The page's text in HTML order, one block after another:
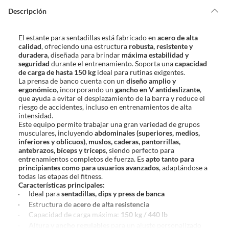
de la compra.
comprado por internet y que hay ciertas categorías que no tienen este
derecho:
Productos que, por su naturaleza, no puedan ser devueltos,
puedan deteriorarse o caducar con rapidez.
Confeccionados a la medida.
De uso personal.
En sodimac.cl te damos
estar en perfecto estado, con todas sus etiquetas y sin uso, tal como te lo
entregamos.
Productos digitales que se entregan a través de una descarga
electrónica, por ejemplo, cupones de experiencia o programas
para el computador.
Productos a pedido o confeccionados a medida.
Productos que han sido informados como imperfectos, usados,
reparados, abiertos, de segunda selección, remanufacturados o
Descripción
El estante para sentadillas está fabricado en acero de alta
calidad, ofreciendo una estructura robusta, resistente y
duradera, diseñada para brindar máxima estabilidad y
seguridad durante el entrenamiento. Soporta unacapacidad
de carga de hasta 150 kg ideal para rutinas exigentes.
La prensa de banco cuenta con un diseño amplio y
ergonómico, incorporando un gancho en V antideslizante,
que ayuda a evitar el desplazamiento de la barra y reduce el
riesgo de accidentes, incluso en entrenamientos de alta
intensidad.
Este equipo permite trabajar una gran variedad de grupos
musculares, incluyendoabdominales (superiores, medios,
inferiores y oblicuos), muslos, caderas, pantorrillas,
antebrazos, bíceps y tríceps, siendo perfecto para
entrenamientos completos de fuerza. Esapto tanto para
principiantes como para usuarios avanzados, adaptándose a
todas las etapas del fitness.
Características principales:
Ideal parasentadillas, dips y press de banca
Estructura deacero de alta resistencia
Capacidad de carga máxima: 150 kg / 440 lb